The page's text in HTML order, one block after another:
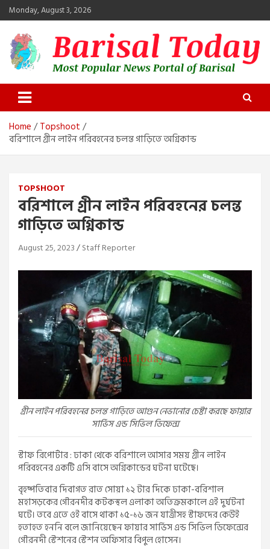
Skip
to
content
Monday, August 3, 2026
Barisal Today
The Most Popular News Portal in Barisal
Home
Topshoot
বরিশালে গ্রীন লাইন পরিবহনের চলন্ত গাড়িতে অগ্নিকান্ড
TOPSHOOT
বরিশালে গ্রীন লাইন পরিবহনের চলন্ত
গাড়িতে অগ্নিকান্ড
August 25, 2023 Staff Reporter
গ্রীন লাইন পরিবহনের চলন্ত গাড়িতে আগুন নেভানোর চেষ্টা করছে ফায়ার
সার্ভিস এন্ড সিভিল ডিফেন্স
স্টাফ রিপোর্টার : ঢাকা থেকে বরিশালে আসার সময় গ্রীন লাইন
পরিবহনের একটি এসি বাসে অগ্নিকান্ডের ঘটনা ঘটেছে।
বৃহষ্পতিবার দিবাগত রাত সোয়া ১২ টার দিকে ঢাকা-বরিশাল
মহাসড়কের গৌরনদীর কটকস্থল এলাকা অতিক্রমকালে এই দুর্ঘটনা
ঘটে। তবে এতে ওই বাসে থাকা ১৫-১৬ জন যাত্রীসহ স্টাফদের কেউই
হতাহত হননি বলে জানিয়েছেন ফায়ার সার্ভিস এন্ড সিভিল ডিফেন্সের
গৌরনদী স্টেশনের স্টেশন অফিসার বিপুল হোসেন।